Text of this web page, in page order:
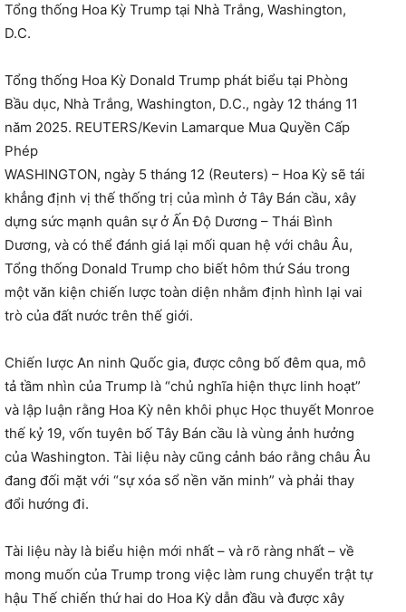
Tổng thống Hoa Kỳ Trump tại Nhà Trắng, Washington,
D.C.
Tổng thống Hoa Kỳ Donald Trump phát biểu tại Phòng
Bầu dục, Nhà Trắng, Washington, D.C., ngày 12 tháng 11
năm 2025. REUTERS/Kevin Lamarque Mua Quyền Cấp
Phép
WASHINGTON, ngày 5 tháng 12 (Reuters) – Hoa Kỳ sẽ tái
khẳng định vị thế thống trị của mình ở Tây Bán cầu, xây
dựng sức mạnh quân sự ở Ấn Độ Dương – Thái Bình
Dương, và có thể đánh giá lại mối quan hệ với châu Âu,
Tổng thống Donald Trump cho biết hôm thứ Sáu trong
một văn kiện chiến lược toàn diện nhằm định hình lại vai
trò của đất nước trên thế giới.
Chiến lược An ninh Quốc gia, được công bố đêm qua, mô
tả tầm nhìn của Trump là “chủ nghĩa hiện thực linh hoạt”
và lập luận rằng Hoa Kỳ nên khôi phục Học thuyết Monroe
thế kỷ 19, vốn tuyên bố Tây Bán cầu là vùng ảnh hưởng
của Washington. Tài liệu này cũng cảnh báo rằng châu Âu
đang đối mặt với “sự xóa sổ nền văn minh” và phải thay
đổi hướng đi.
Tài liệu này là biểu hiện mới nhất – và rõ ràng nhất – về
mong muốn của Trump trong việc làm rung chuyển trật tự
hậu Thế chiến thứ hai do Hoa Kỳ dẫn đầu và được xây